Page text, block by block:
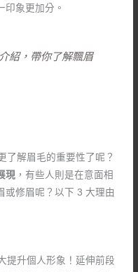
印象更加分。
紹，帶你了解飄眉
了解眉毛的重要性了呢？
現 ，有些人則是在意面相
或修眉呢？以下 3 大理由
提升個人形象！延伸前段